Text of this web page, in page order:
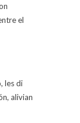
el
les di
alivian